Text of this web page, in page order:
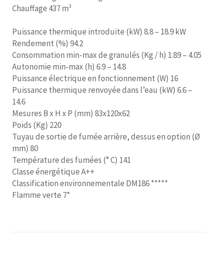
Chauffage 437 m³
Puissance thermique introduite (kW) 8.8 – 18.9 kW
Rendement (%) 94.2
Consommation min-max de granulés (Kg / h) 1.89 – 4.05
Autonomie min-max (h) 6.9 – 14.8
Puissance électrique en fonctionnement (W) 16
Puissance thermique renvoyée dans l’eau (kW) 6.6 –
14.6
Mesures B x H x P (mm) 83x120x62
Poids (Kg) 220
Tuyau de sortie de fumée arrière, dessus en option (Ø
mm) 80
Température des fumées (° C) 141
Classe énergétique A++
Classification environnementale DM186 *****
Flamme verte 7*